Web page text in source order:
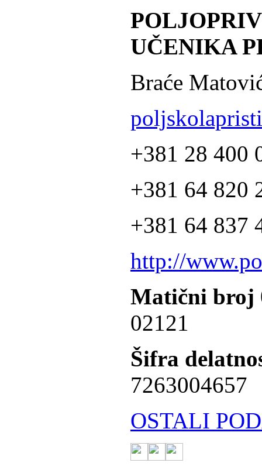
UČENIKA
Braće
+381 28 400
+381 64 820
+381 64 837
http://
Matični broj
02121
Šifra
7263004657
OSTALI